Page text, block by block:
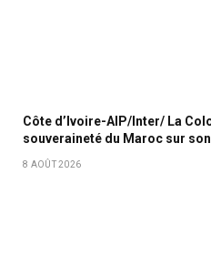
Côte d’Ivoire-AIP/Inter/ La
souveraineté du Maroc sur
8 AOÛT 2026